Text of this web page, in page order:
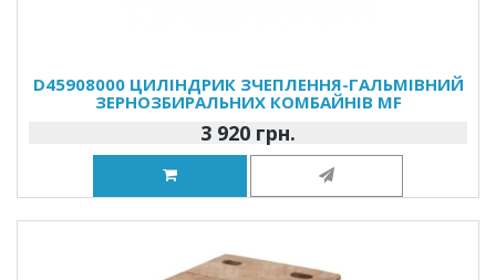
D45908000 ЦИЛІНДРИК ЗЧЕПЛЕННЯ-ГАЛЬМІВНИЙ
ЗЕРНОЗБИРАЛЬНИХ КОМБАЙНІВ MF
3 920 грн.